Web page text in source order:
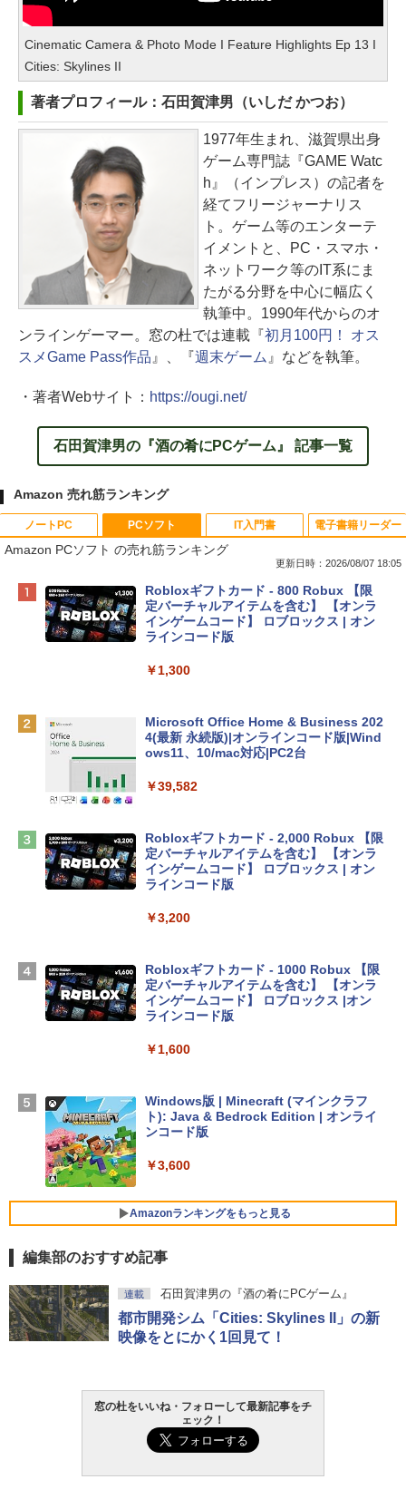
Cinematic Camera & Photo Mode I Feature Highlights Ep 13 I
Cities: Skylines II
著者プロフィール：石田賀津男（いしだ かつお）
1977年生まれ、滋賀県出身
ゲーム専門誌『GAME Watc
h』（インプレス）の記者を
経てフリージャーナリス
ト。ゲーム等のエンターテ
イメントと、PC・スマホ・
ネットワーク等のIT系にま
たがる分野を中心に幅広く
執筆中。1990年代からのオ
ンラインゲーマー。窓の杜では連載『初月100円！ オス
スメGame Pass作品 』、『週末ゲーム 』などを執筆。
・著者Webサイト： https://ougi.net/
石田賀津男の『酒の肴にPCゲーム』 記事一覧
Amazon 売れ筋ランキング
ノートPC
Apple 2026 MacBook Neo A18 Proチッ
プ搭載13インチノートブック：AIとAppl
e Intelligence、Liquid Retinaディスプ
レイ、8GBメモリ、512GB SSD、1080p
ィゴ + 3年延長 AppleCare+ for 13インチ
￥162,598
ンケース Dell NEC Lavie ASUS HP dyna
￥2,952
Apple 2026 MacBook Air M5チップ搭載
igence、13.6インチLiquid Retinaディ
ームカメラ、日本語キーボード、Touch I
D - シルバー
￥261,414
SSD インテル Core 5
￥129,800
Core i5/16GB/SSD 512GB/ホワイト) FM
VWK3E15W_AZ
￥139,880
PCソフト
Amazon PCソフト の売れ筋ランキング
更新日時：2026/08/07 18:05
Robloxギフトカード - 800 Robux 【限
定バーチャルアイテムを含む】 【オンラ
インゲームコード】 ロブロックス | オン
ラインコード版
￥1,300
Microsoft Office Home & Business 202
4(最新 永続版)|オンラインコード版|Wind
ows11、10/mac対応|PC2台
￥39,582
Robloxギフトカード - 2,000 Robux 【限
定バーチャルアイテムを含む】 【オンラ
インゲームコード】 ロブロックス | オン
ラインコード版
￥3,200
Robloxギフトカード - 1000 Robux 【限
定バーチャルアイテムを含む】 【オンラ
インゲームコード】 ロブロックス |オン
ラインコード版
￥1,600
Windows版 | Minecraft (マインクラフ
ト): Java & Bedrock Edition | オンライ
ンコード版
￥3,600
Amazonランキングをもっと見る
IT入門書
生成AIパスポート公式テキスト 第４版
￥1,766
AIイラスト表現辞典: 思い通りの絵を引き
出す プロンプトの言葉 AI画像生成シリー
ズ (はぴーイラストLabo)
電子書籍リーダー
Amazon Kindle Paperwhite (16GB) 7イ
ンチディスプレイ、色調調節ライト、12
週間持続バッテリー、広告なし、ブラッ
ク
Amazon Kindle - 目に優しい、かさばら
ない、大きな画面で読みやすい、6週間持
続バッテリー、6インチディスプレイ電子
し
編集部のおすすめ記事
連載 石田賀津男の『酒の肴にPCゲーム』
都市開発シム「Cities: Skylines II」の新
映像をとにかく1回見て！
窓の杜をいいね・フォローして最新記事をチ
ェック！